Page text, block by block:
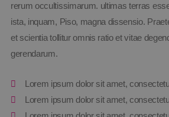
rerum occultissimarum. ultimas terras
ista, inquam, Piso, magna dissensio.
et scientia tollitur omnis ratio et vitae
gerendarum.
Lorem ipsum dolor sit amet,
Lorem ipsum dolor sit amet,